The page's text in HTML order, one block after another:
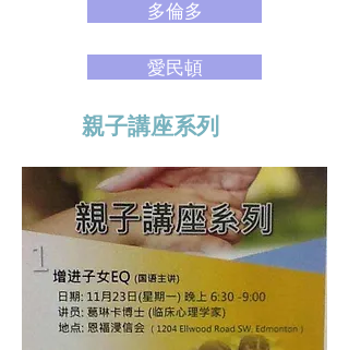
多倫多
愛民頓
親子講座系列